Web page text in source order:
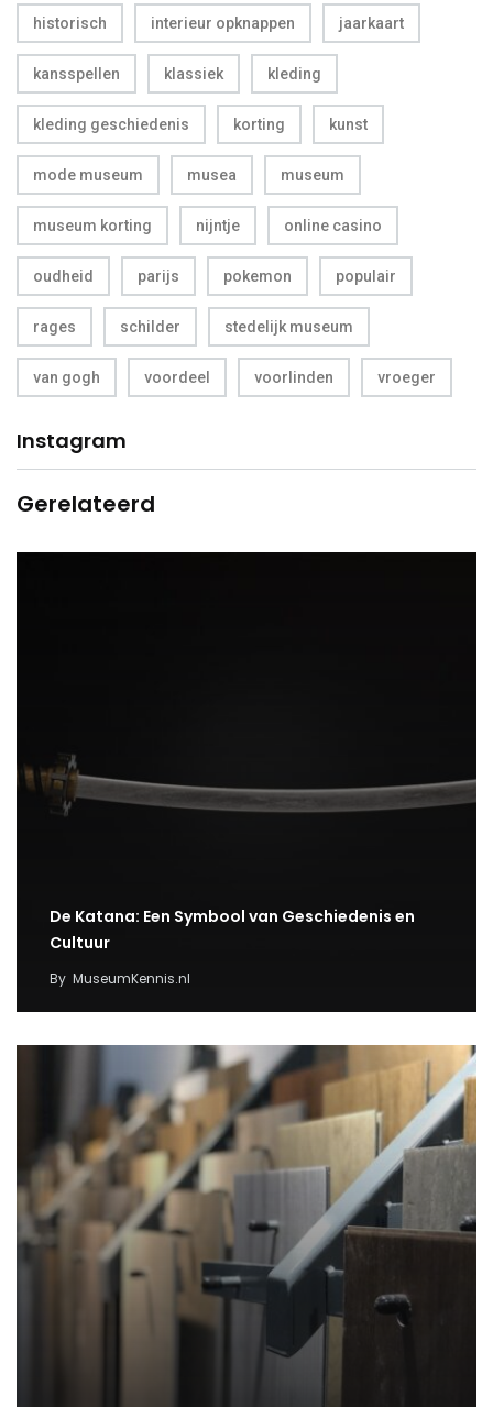
historisch interieur opknappen jaarkaart
kansspellen klassiek kleding
kleding geschiedenis korting kunst
mode museum musea museum
museum korting nijntje online casino
oudheid parijs pokemon populair
rages schilder stedelijk museum
van gogh voordeel voorlinden vroeger
Instagram
Gerelateerd
De Katana: Een Symbool van Geschiedenis en
Cultuur
By MuseumKennis.nl